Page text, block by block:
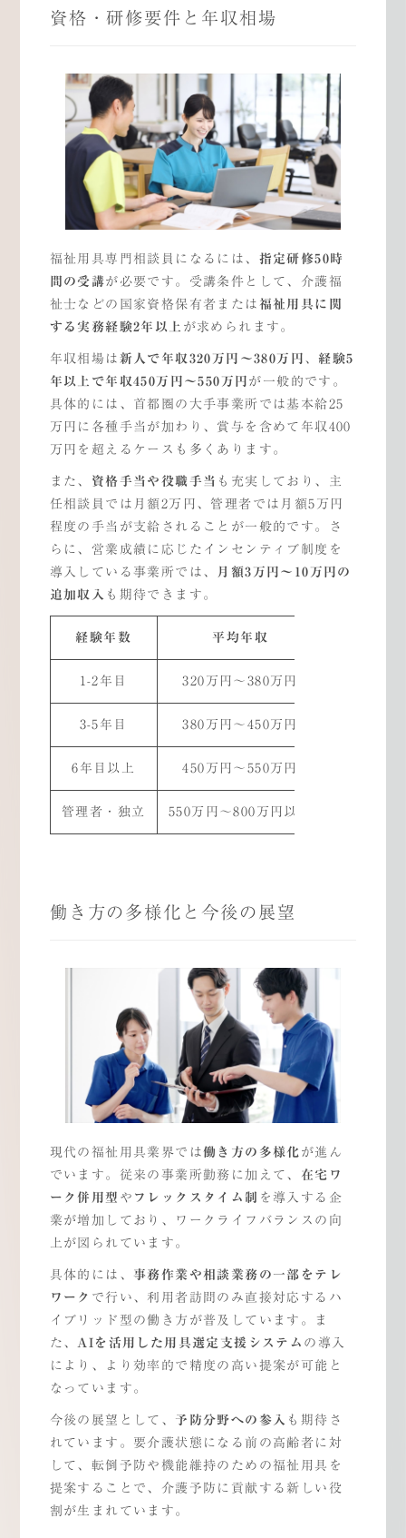
資格・研修要件と年収相場
福祉用具専門相談員になるには、 指定研修50時
間の受講が必要です。受講条件として、介護福
祉士などの国家資格保有者または 福祉用具に関
する実務経験2年以上 が求められます。
年収相場は 新人で年収 320 万円～380万円 、経験5
年以上で年収450万円～550 万円 が一般的です。
具体的には、首都圏の大手事業所では基本給25
万円に各種手当が加わり、賞与を含めて年収400
万円を超えるケースも多くあります。
また、 資格手当や役職手当 も充実しており、主
任相談員では月額2万円、管理者では月額5万円
程度の手当が支給されることが一般的です。さ
らに、営業成績に応じたインセンティブ制度を
導入している事業所では、
月額3 万円～ 10 万円の
追加収入 も期待できます。
経験年数 平均年収
1-2年目 320万円～380万円
3-5年目 380万円～450万円
6年目以上 450万円～550万円
管理者・独立 550万円～800万円以上
働き方の多様化と今後の展望
現代の福祉用具業界では働き方の多様化 が進ん
でいます。従来の事業所勤務に加えて、 在宅ワ
ーク併用型 や フレックスタイム制 を導入する企
業が増加しており、ワークライフバランスの向
上が図られています。
具体的には、事務作業や相談業務の一部をテレ
ワーク で行い、利用者訪問のみ直接対応するハ
イブリッド型の働き方が普及しています。ま
た、
AI を活用した用具選定支援システム の導入
により、より効率的で精度の高い提案が可能と
なっています。
今後の展望として、 予防分野への参入 も期待さ
れています。要介護状態になる前の高齢者に対
して、転倒予防や機能維持のための福祉用具を
提案することで、介護予防に貢献する新しい役
割が生まれています。